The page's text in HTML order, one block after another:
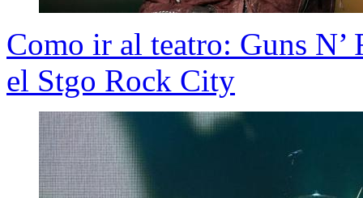
Como ir al teatro: Guns N’
el Stgo Rock City